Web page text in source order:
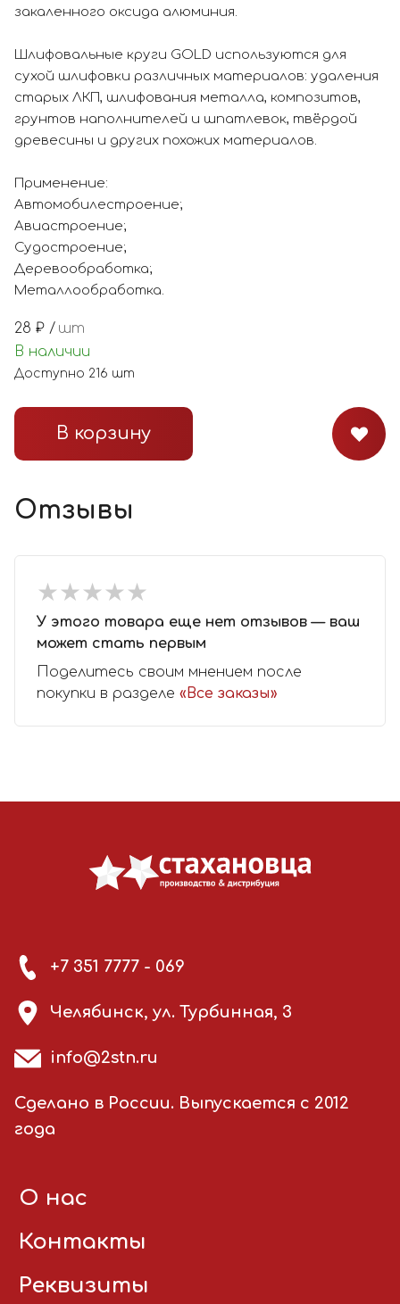
закаленного оксида алюминия.
Шлифовальные круги GOLD используются для
сухой шлифовки различных материалов: удаления
старых ЛКП, шлифования металла, композитов,
грунтов наполнителей и шпатлевок, твёрдой
древесины и других похожих материалов.
Применение:
Автомобилестроение;
Авиастроение;
Судостроение;
Деревообработка;
Металлообработка.
28 ₽ / шт
В наличии
Доступно 216 шт
В корзину
Отзывы
★★★★★
★★★★★
У этого товара еще нет отзывов — ваш
может стать первым
Поделитесь своим мнением после
покупки в разделе «Все заказы»
+7 351 7777 - 069
Челябинск, ул. Турбинная, 3
info@2stn.ru
Сделано в России. Выпускается с 2012
года
О нас
Контакты
Реквизиты